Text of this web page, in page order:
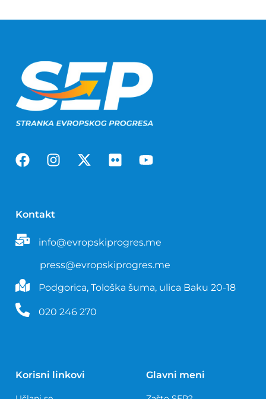
Kontakt
info@evropskiprogres.me
press@evropskiprogres.me
Podgorica, Tološka šuma, ulica Baku 20-18
020 246 270
Korisni linkovi Glavni meni